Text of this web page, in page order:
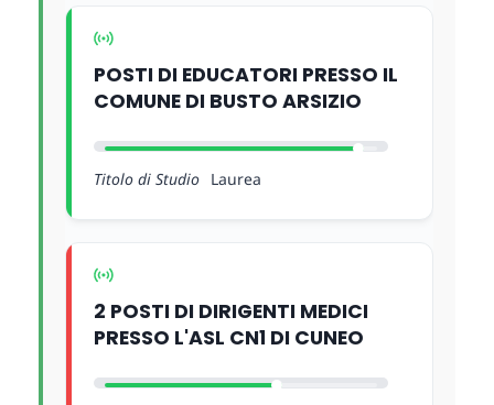
POSTI DI EDUCATORI PRESSO IL
COMUNE DI BUSTO ARSIZIO
Titolo di Studio Laurea
2 POSTI DI DIRIGENTI MEDICI
PRESSO L'ASL CN1 DI CUNEO